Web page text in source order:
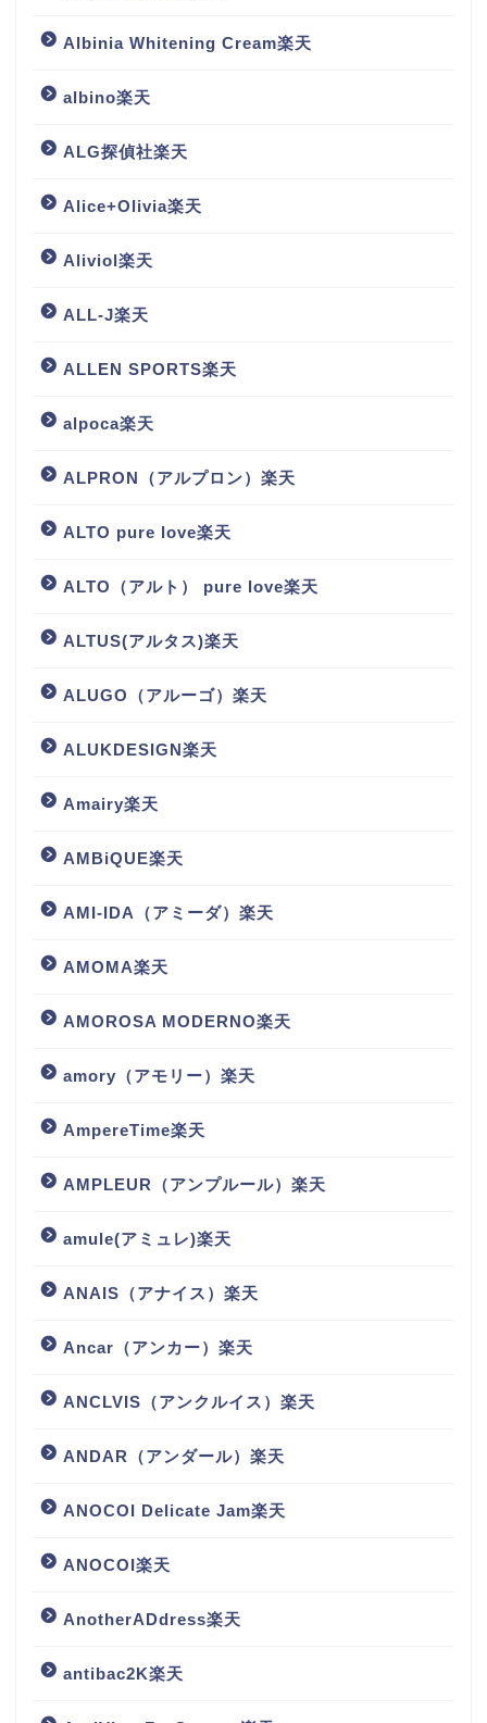
Albinia Whitening Cream楽天
albino楽天
ALG探偵社楽天
Alice+Olivia楽天
Aliviol楽天
ALL-J楽天
ALLEN SPORTS楽天
alpoca楽天
ALPRON（アルプロン）楽天
ALTO pure love楽天
ALTO（アルト） pure love楽天
ALTUS(アルタス)楽天
ALUGO（アルーゴ）楽天
ALUKDESIGN楽天
Amairy楽天
AMBiQUE楽天
AMI-IDA（アミーダ）楽天
AMOMA楽天
AMOROSA MODERNO楽天
amory（アモリー）楽天
AmpereTime楽天
AMPLEUR（アンプルール）楽天
amule(アミュレ)楽天
ANAIS（アナイス）楽天
Ancar（アンカー）楽天
ANCLVIS（アンクルイス）楽天
ANDAR（アンダール）楽天
ANOCOI Delicate Jam楽天
ANOCOI楽天
AnotherADdress楽天
antibac2K楽天